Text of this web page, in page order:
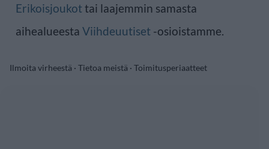
Erikoisjoukottai laajemmin samasta
aihealueesta Viihdeuutiset -osioistamme.
Ilmoita virheestä · Tietoa meistä · Toimitusperiaatteet